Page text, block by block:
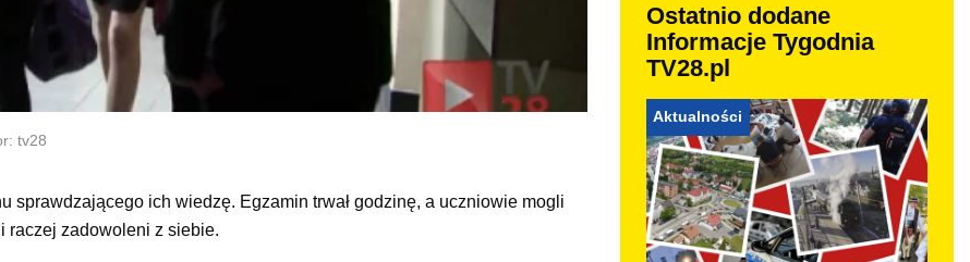
tv28
sprawdzającego ich wiedzę. Egzamin trwał godzinę, a uczniowie mogli
raczej zadowoleni z siebie.
Ostatnio dodane
Informacje Tygodnia
TV28.pl
Aktualności